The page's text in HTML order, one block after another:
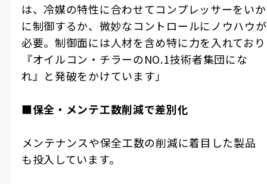
は、冷媒の特性に合わせてコンプレッサーをいか
に制御するか、微妙なコントロールにノウハウが
必要。制御面には人材を含め特に力を入れており
『オイルコン・チラーのNO.1技術者集団にな
れ』と発破をかけています」
■保全・メンテ工数削減で差別化
――メンテナンスや保全工数の削減に着目した製品
も投入しています。